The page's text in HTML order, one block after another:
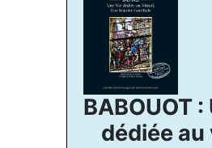
BABOUOT
dédiée